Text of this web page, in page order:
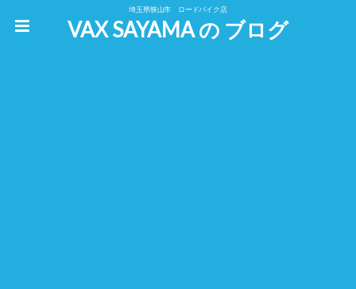
埼玉県狭山市 ロードバイク店
VAX SAYAMA の ブログ